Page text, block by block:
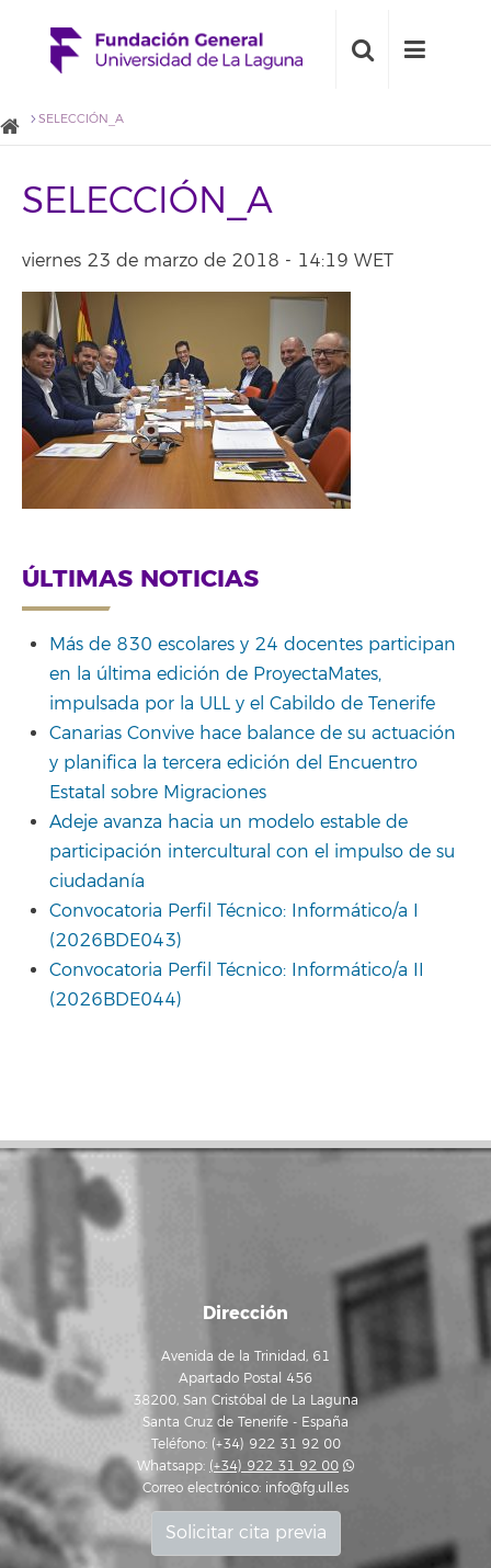
SELECCIÓN_A
SELECCIÓN_A
viernes 23 de marzo de 2018 - 14:19 WET
ÚLTIMAS NOTICIAS
Más de 830 escolares y 24 docentes participan
en la última edición de ProyectaMates,
impulsada por la ULL y el Cabildo de Tenerife
Canarias Convive hace balance de su actuación
y planifica la tercera edición del Encuentro
Estatal sobre Migraciones
Adeje avanza hacia un modelo estable de
participación intercultural con el impulso de su
ciudadanía
Convocatoria Perfil Técnico: Informático/a I
(2026BDE043)
Convocatoria Perfil Técnico: Informático/a II
(2026BDE044)
Dirección
Avenida de la Trinidad, 61
Apartado Postal 456
38200, San Cristóbal de La Laguna
Santa Cruz de Tenerife - España
Teléfono: (+34) 922 31 92 00
Whatsapp: (+34) 922 31 92 00
Correo electrónico: info@fg.ull.es
Solicitar cita previa